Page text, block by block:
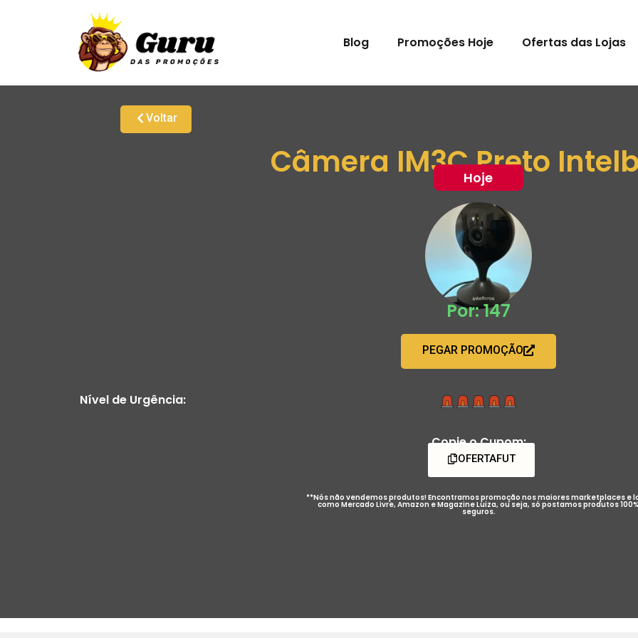
Blog Promoções Hoje Ofertas das Lojas
Voltar
Câmera IM3C Preto
Hoje
Por: 147
PEGAR PROMOÇÃO
Nível de Urgência:
Copie o Cupom:
OFERTAFUT
**Nós não vendemos produtos! Encontramos promoção nos maiores marketplaces e
como Mercado Livre, Amazon e Magazine Luiza, ou seja, só postamos produtos 100%
seguros.